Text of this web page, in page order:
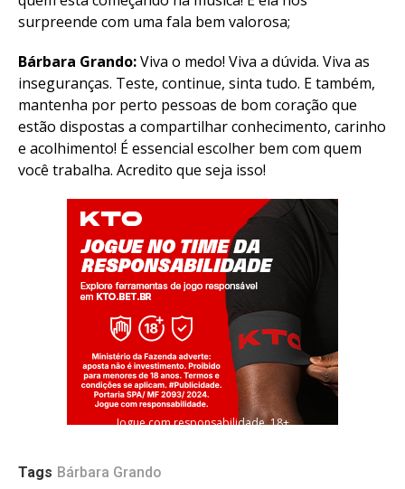
surpreende com uma fala bem valorosa;
Bárbara Grando:Viva o medo! Viva a dúvida. Viva as
inseguranças. Teste, continue, sinta tudo. E também,
mantenha por perto pessoas de bom coração que
estão dispostas a compartilhar conhecimento, carinho
e acolhimento! É essencial escolher bem com quem
você trabalha. Acredito que seja isso!
Jogue com responsabilidade. 18+
Tags Bárbara Grando